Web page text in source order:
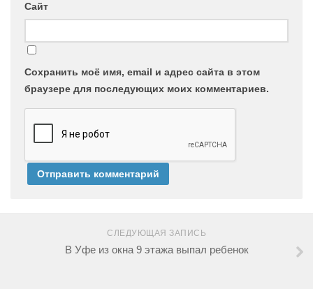
Сайт
Сохранить моё имя, email и адрес сайта в этом
браузере для последующих моих комментариев.
СЛЕДУЮЩАЯ ЗАПИСЬ
В Уфе из окна 9 этажа выпал ребенок